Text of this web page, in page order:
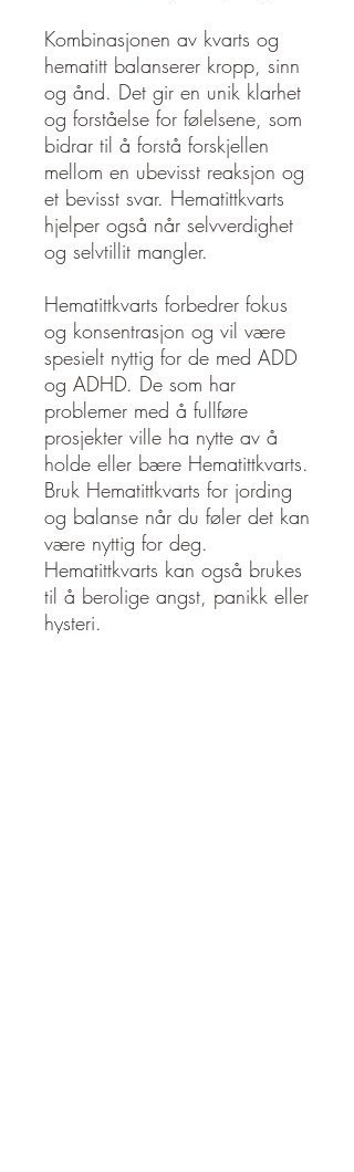
Kombinasjonen av kvarts og
hematitt balanserer kropp, sinn
og ånd. Det gir en unik klarhet
og forståelse for følelsene, som
bidrar til å forstå forskjellen
mellom en ubevisst reaksjon og
et bevisst svar. Hematittkvarts
hjelper også når selvverdighet
og selvtillit mangler.
Hematittkvarts forbedrer fokus
og konsentrasjon og vil være
spesielt nyttig for de med ADD
og ADHD. De som har
problemer med å fullføre
prosjekter ville ha nytte av å
holde eller bære Hematittkvarts.
Bruk Hematittkvarts for jording
og balanse når du føler det kan
være nyttig for deg.
Hematittkvarts kan også brukes
til å berolige angst, panikk eller
hysteri.